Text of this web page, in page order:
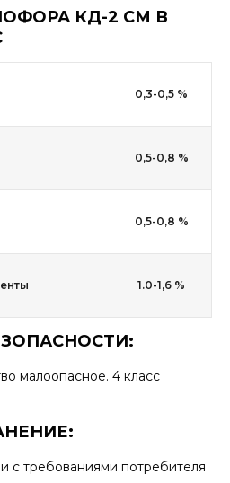
КД-2 СМ В
0,3-0,5 %
0,5-0,8 %
0,5-0,8 %
1.0-1,6 %
малоопасное. 4 класс
с требованиями потребителя